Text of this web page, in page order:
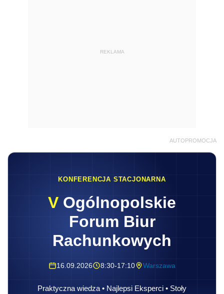
REKLAMA
AUTOPROMOCJA
KONFERENCJA STACJONARNA
V Ogólnopolskie
Forum Biur
Rachunkowych
16.09.2026 8:30-17:10 Warszawa
Praktyczna wiedza • Najlepsi Eksperci • Stoły